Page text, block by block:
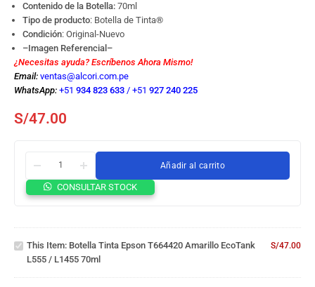
Contenido de la Botella: 70ml
Tipo de producto: Botella de Tinta®
Condición: Original-Nuevo
–Imagen Referencial–
¿Necesitas ayuda? Escríbenos Ahora Mismo!
Email: ventas@alcori.com.pe
WhatsApp: +51 934 823 633 / +51 927 240 225
S/47.00
Añadir al carrito
CONSULTAR STOCK
Botella
Tinta
EcoTank
L1455
This Item: Botella Tinta Epson T664420 Amarillo EcoTank
L555 / L1455 70ml
S/47.00
Tinta
Epson